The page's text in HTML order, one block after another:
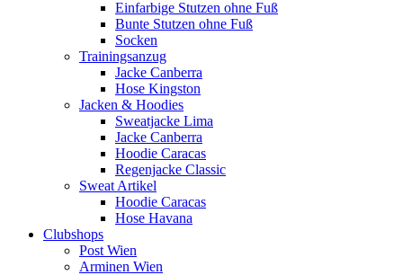
Einfarbige Stutzen ohne Fuß
Bunte Stutzen ohne Fuß
Socken
Trainingsanzug
Jacke Canberra
Hose Kingston
Jacken & Hoodies
Sweatjacke Lima
Jacke Canberra
Hoodie Caracas
Regenjacke Classic
Sweat Artikel
Hoodie Caracas
Hose Havana
Clubshops
Post Wien
Arminen Wien